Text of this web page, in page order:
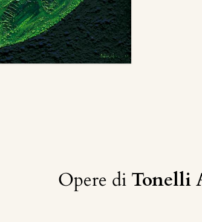
Opere di Tonelli